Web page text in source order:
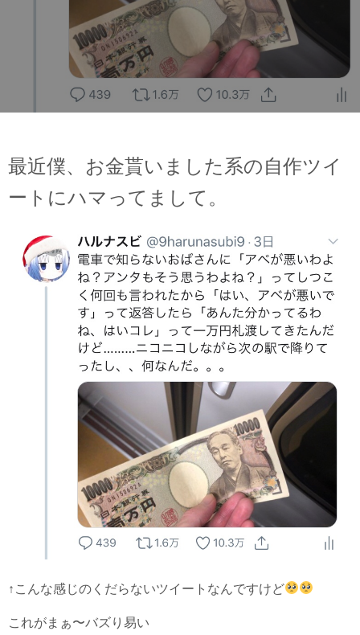
最近僕、お金貰いました系の自作ツイ
ートにハマってまして。
↑こんな感じのくだらないツイートなんですけど
これがまぁ〜バズり易い